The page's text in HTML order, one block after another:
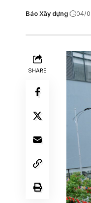
Báo Xây dựng 04/
SHARE